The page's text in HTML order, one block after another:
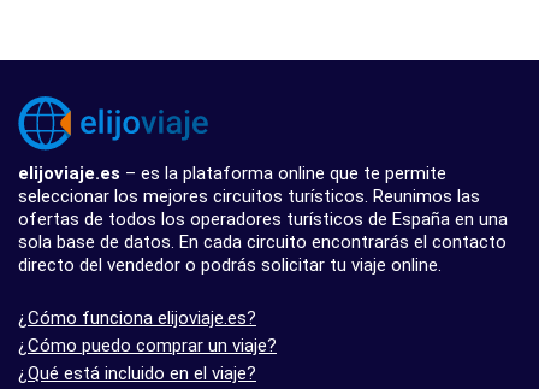
elijoviaje.es – es la plataforma online que te permite
seleccionar los mejores circuitos turísticos. Reunimos las
ofertas de todos los operadores turísticos de España en una
sola base de datos. En cada circuito encontrarás el contacto
directo del vendedor o podrás solicitar tu viaje online.
¿Cómo funciona elijoviaje.es?
¿Cómo puedo comprar un viaje?
¿Qué está incluido en el viaje?